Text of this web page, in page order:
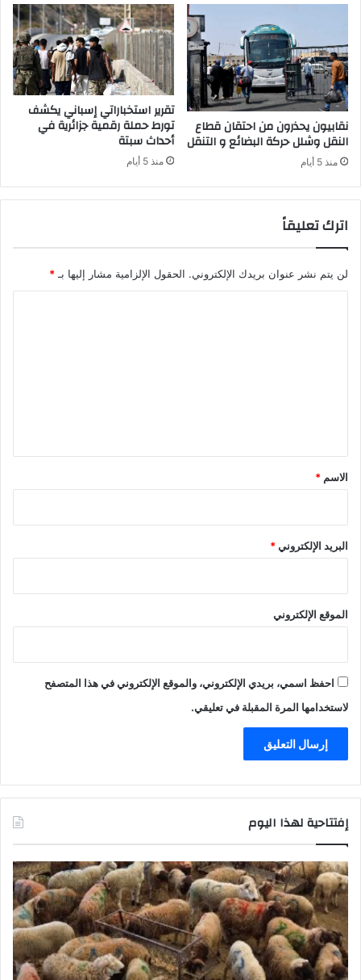
ت
أ
ن
ف
ا
ل
ع
ل
ف
ي
ك
ي
ن
ا
م
ل
ك
ة
نقابيون يحذرون من احتقان قطاع
النقل وشلل حركة البضائع و التنقل
منذ 5 أيام
تقرير استخباراتي إسباني يكشف
تورط حملة رقمية جزائرية في
أحداث سبتة
منذ 5 أيام
اترك تعليقاً
لن يتم نشر عنوان بريدك الإلكتروني. الحقول الإلزامية مشار إليها بـ*
*
الاسم *
البريد الإلكتروني*
الموقع الإلكتروني
احفظ اسمي، بريدي الإلكتروني، والموقع الإلكتروني في هذا المتصفح
لاستخدامها المرة المقبلة في تعليقي.
إفتتاحية لهذا اليوم